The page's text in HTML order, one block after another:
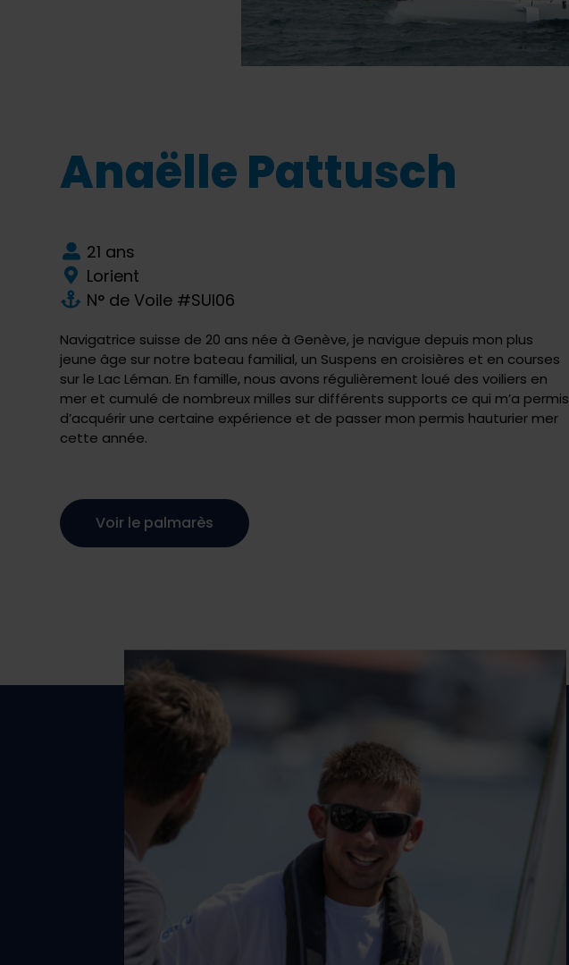
Anaëlle Pattusch
21 ans
Lorient
N° de Voile #SUI06
Navigatrice suisse de 20 ans née à Genève, je navigue depuis mon plus
jeune âge sur notre bateau familial, un Suspens en croisières et en courses
sur le Lac Léman. En famille, nous avons régulièrement loué des voiliers en
mer et cumulé de nombreux milles sur différents supports ce qui m’a permis
d’acquérir une certaine expérience et de passer mon permis hauturier mer
cette année.
Voir le palmarès